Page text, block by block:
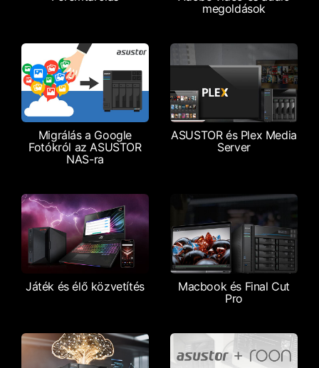
megoldások
Migrálás a Google
Fotókról az ASUSTOR
NAS-ra
ASUSTOR és Plex Media
Server
Játék és élő közvetítés
Macbook és Final Cut
Pro